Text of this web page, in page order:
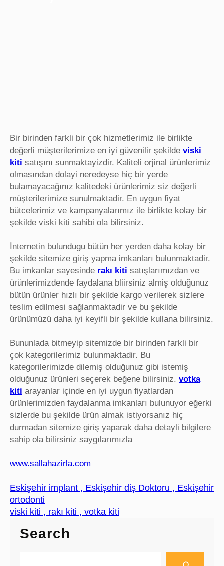
Bir birinden farkli bir çok hizmetlerimiz ile birlikte
değerli müşterilerimize en iyi güvenilir şekilde viski
kiti satışını sunmaktayizdir. Kaliteli orjinal ürünlerimiz
olmasından dolayi neredeyse hiç bir yerde
bulamayacağınız kalitedeki ürünlerimiz siz değerli
müşterilerimize sunulmaktadir. En uygun fiyat
bütcelerimiz ve kampanyalarımız ile birlikte kolay bir
şekilde viski kiti sahibi ola bilirsiniz.
İnternetin bulundugu bütün her yerden daha kolay bir
şekilde sitemize giriş yapma imkanları bulunmaktadir.
Bu imkanlar sayesinde rakı kiti satışlarımızdan ve
ürünlerimizdende faydalana bliirsiniz almiş olduğunuz
bütün ürünler hızlı bir şekilde kargo verilerek sizlere
teslim edilmesi sağlanmaktadir ve bu şekilde
ürünümüzü daha iyi keyifli bir şekilde kullana bilirsiniz.
Bununlada bitmeyip sitemizde bir birinden farkli bir
çok kategorilerimiz bulunmaktadir. Bu
kategorilerimizde dilemiş olduğunuz gibi istemiş
olduğunuz ürünleri seçerek beğene bilirsiniz. votka
kiti arayanlar içinde en iyi uygun fiyatlardan
ürünlerimizden faydalanma imkanları bulunuyor eğerki
sizlerde bu şekilde ürün almak istiyorsanız hiç
durmadan sitemize giriş yaparak daha detayli bilgilere
sahip ola bilirsiniz saygılarımızla
www.sallahazirla.com
Eskişehir implant , Eskişehir diş Doktoru , Eskişehir
ortodonti
viski kiti , rakı kiti , votka kiti
Search